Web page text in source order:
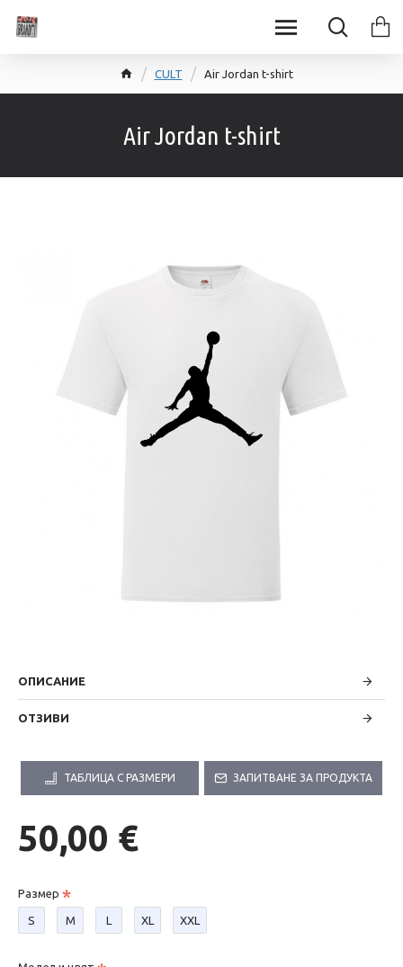
CULT Air Jordan t-shirt
Air Jordan t-shirt
ОПИСАНИЕ
ОТЗИВИ
ТАБЛИЦА С РАЗМЕРИ ЗАПИТВАНЕ ЗА ПРОДУКТА
50,00 €
Размер
S М L XL XXL